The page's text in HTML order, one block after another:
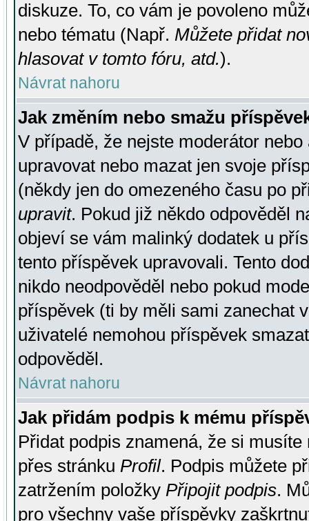
diskuze. To, co vám je povoleno
nebo tématu (Např. Můžete přidat
hlasovat v tomto fóru, atd.).
Návrat nahoru
Jak změním nebo smažu
V případě, že nejste moderátor
upravovat nebo mazat jen svoje
(někdy jen do omezeného času po
upravit. Pokud již někdo odpověděl
objeví se vám malinký dodatek u
tento příspěvek upravovali. Tento
nikdo neodpověděl nebo pokud
příspěvek (ti by měli sami zanechat
uživatelé nemohou příspěvek
odpověděl.
Návrat nahoru
Jak přidám podpis k mému
Přidat podpis znamená, že si
přes stránku Profil. Podpis můžete
zatržením položky Připojit podpis.
pro všechny vaše příspěvky